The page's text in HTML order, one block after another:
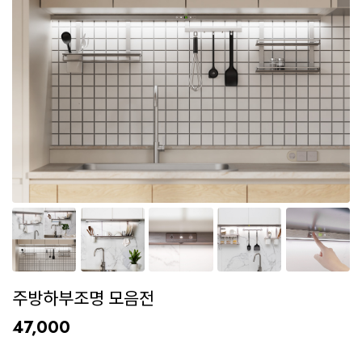
주방하부조명 모음전
47,000